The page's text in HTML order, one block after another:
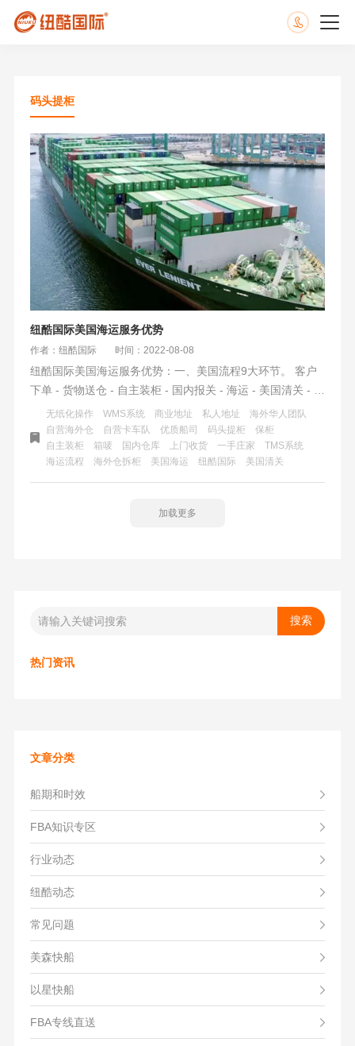
码头提柜
纽酷国际美国海运服务优势
作者：纽酷国际 时间：2022-08-08
纽酷国际美国海运服务优势：一、美国流程9大环节。 客户
下单 - 货物送仓 - 自主装柜 - 国内报关 - 海运 - 美国清关 - 码
头提柜 - 海外仓拆柜 - 派送入仓（签收）.二、纽酷国际专业
性：1.团队从业年限超10年；2.海外仓WMS智能系统；3.头
程+尾程一站式物流服务；
无纸化操作 WMS系统 商业地址 私人地址
海外华人团队
自营海外仓
自营卡车队 优质船司 码头提柜
保柜
自主装柜
箱唛 国内仓库 上门收货 一手庄家
TMS系统
海运流程
海外仓拆柜 美国海运 纽酷国际 美国清关
加载更多
热门资讯
文章分类
船期和时效
FBA知识专区
行业动态
纽酷动态
常见问题
美森快船
以星快船
FBA专线直送